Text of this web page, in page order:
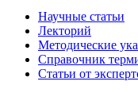
Научные статьи
Лекторий
Методические
Справочник
Статьи от